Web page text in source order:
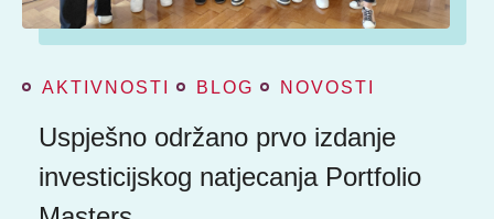
AKTIVNOSTI BLOG NOVOSTI
Uspješno održano prvo izdanje
investicijskog natjecanja Portfolio